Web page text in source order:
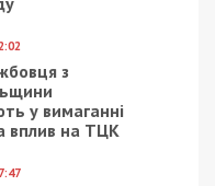
з
у вимаганні
вплив на ТЦК